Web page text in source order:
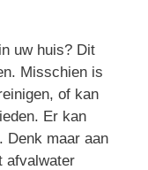
uw huis? Dit
Misschien is
of kan
Er kan
Denk maar aan
afvalwater